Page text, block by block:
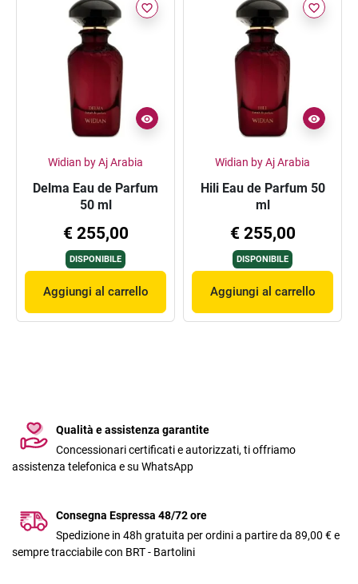
favorite_border
Widian by Aj Arabia
Delma Eau de Parfum
50 ml
€ 255,00
DISPONIBILE
Aggiungi al carrello
favorite_border
Widian by Aj Arabia
Hili Eau de Parfum 50
ml
€ 255,00
DISPONIBILE
Aggiungi al carrello
Qualità e assistenza garantite
Concessionari certificati e autorizzati, ti offriamo
assistenza telefonica e su WhatsApp
Consegna Espressa 48/72 ore
Spedizione in 48h gratuita per ordini a partire da 89,00 € e
sempre tracciabile con BRT - Bartolini